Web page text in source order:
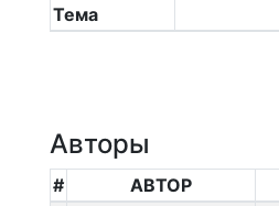
Тема
Авторы
# АВТОР